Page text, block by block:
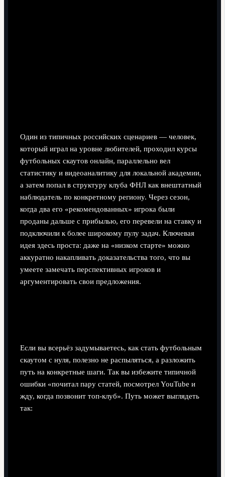
Один из типичных российских сценариев — человек,
который играл на уровне любителей, проходил курсы
футбольных скаутов онлайн, параллельно вел
статистику и видеоаналитику для локальной академии,
а затем попал в структуру клуба ФНЛ как внештатный
наблюдатель по конкретному региону. Через сезон,
когда два его «рекомендованных» игрока были
проданы дальше с прибылью, его перевели на ставку и
подключили к более широкому пулу задач. Ключевая
идея здесь проста: даже на «низком старте» можно
аккуратно накапливать доказательства того, что вы
умеете замечать перспективных игроков и
аргументировать свои предложения.
Если вы всерьёз задумываетесь, как стать футбольным
скаутом с нуля, полезно не распыляться, а разложить
путь на конкретные шаги. Так вы избежите типичной
ошибки «почитал пару статей, посмотрел YouTube и
жду, когда позвонит топ-клуб». Путь может выглядеть
так: